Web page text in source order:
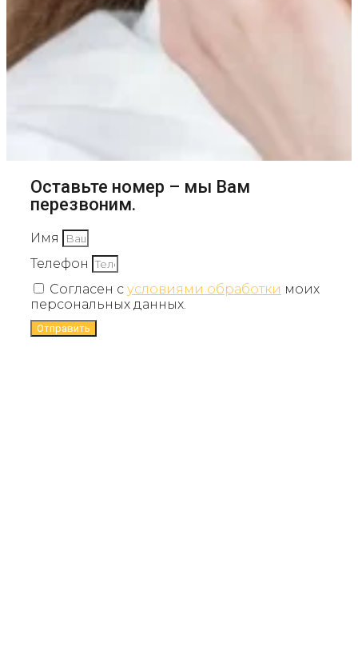
Оставьте номер – мы Вам
перезвоним.
Имя
Телефон
Согласен с условиями обработки моих
персональных данных.
Отправить